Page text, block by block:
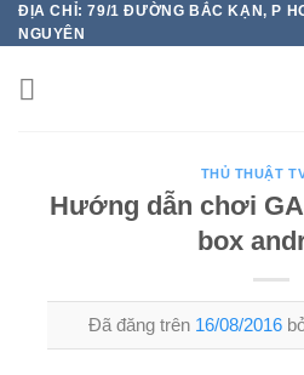
Chuyển
đến
nội
dung
ĐỊA CHỈ: 79/1 ĐƯỜNG BẮC KẠN, P
NGUYÊN
THỦ THUẬT
Hướng dẫn chơi
box
Đã đăng trên 16/08/2016